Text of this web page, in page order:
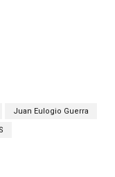
Juan Eulogio Guerra